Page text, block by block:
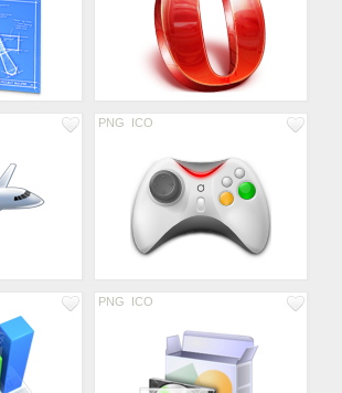
PNG ICO
PNG ICO